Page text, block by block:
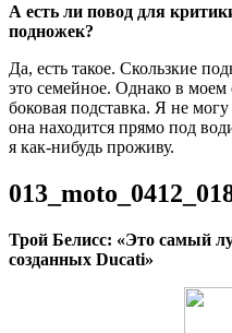
А есть ли повод для
подножек?
Да, есть такое. Скользкие
это семейное. Однако в
боковая подставка. Я не могу
она находится прямо под
я как-нибудь проживу.
Трой Белисс: «Это самый
созданных Ducati»